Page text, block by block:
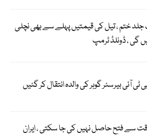
جلد ختم ، تیل کی قیمتیں پہلے سے بھی نچلی
گی ، ڈونلڈ ٹرمپ
ٹی آئی بیرسٹر گوہر کی والدہ انتقال کر گئیں
سے فتح حاصل نہیں کی جا سکتی ، ایران